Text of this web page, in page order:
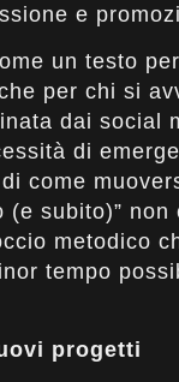
e
un testo
per chi si
dai social
di
come
subito)” non
metodico
tempo
progetti